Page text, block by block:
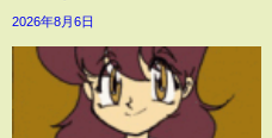
2026年8月6日